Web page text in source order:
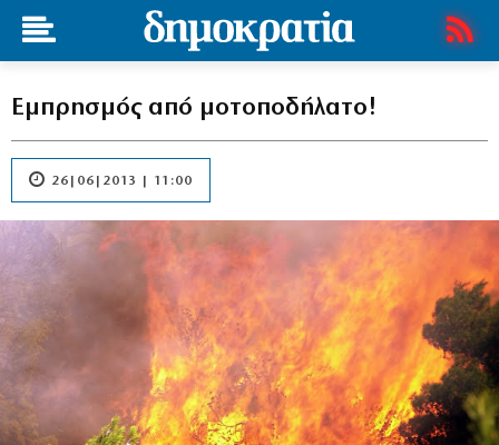
Εμπρησμός από μοτοποδήλατο!
26|06|2013 | 11:00